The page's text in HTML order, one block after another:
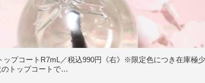
プコートR7mL／税込990円《右》※限定色につき在庫極
のトップコートで…